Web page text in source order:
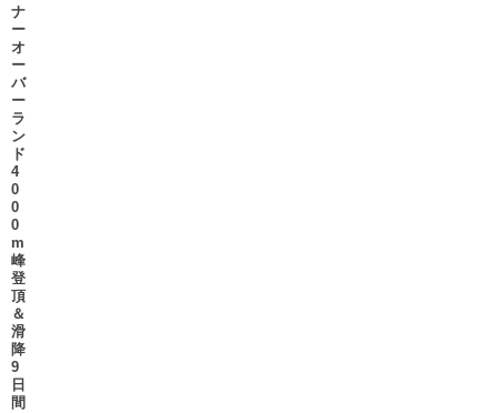
ナ
ー
オ
ー
バ
ー
ラ
ン
ド
4
0
0
0
m
峰
登
頂
＆
滑
降
9
日
間